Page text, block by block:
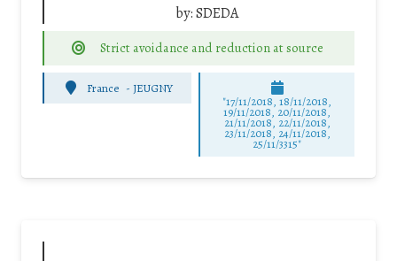
by:SDEDA
Strict avoidance and reduction at source
France - JEUGNY
"17/11/2018, 18/11/2018,
19/11/2018, 20/11/2018,
21/11/2018, 22/11/2018,
23/11/2018, 24/11/2018,
25/11/3315"